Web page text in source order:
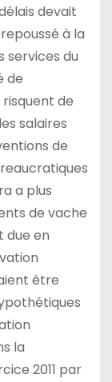
devait
à la
services du
de
de
salaires
de
a plus
de vache
due en
être
la
2011 par